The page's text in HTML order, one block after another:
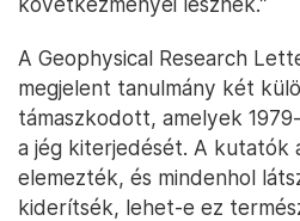
A Geophysical Research
megjelent tanulmány két
támaszkodott, amelyek
a jég kiterjedését. A kutatók
elemezték, és mindenhol
kiderítsék, lehet-e ez